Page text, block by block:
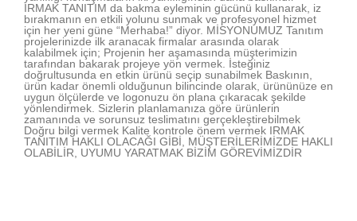
IRMAK TANITIM da bakma eyleminin gücünü kullanarak, iz
bırakmanın en etkili yolunu sunmak ve profesyonel hizmet
için her yeni güne “Merhaba!” diyor. MİSYONUMUZ Tanıtım
projelerinizde ilk aranacak firmalar arasında olarak
kalabilmek için; Projenin her aşamasında müşterimizin
tarafından bakarak projeye yön vermek. İsteğiniz
doğrultusunda en etkin ürünü seçip sunabilmek Baskının,
ürün kadar önemli olduğunun bilincinde olarak, ürününüze en
uygun ölçülerde ve logonuzu ön plana çıkaracak şekilde
yönlendirmek. Sizlerin planlamanıza göre ürünlerin
zamanında ve sorunsuz teslimatını gerçekleştirebilmek
Doğru bilgi vermek Kalite kontrole önem vermek IRMAK
TANITIM HAKLI OLACAĞI GİBİ, MÜŞTERİLERİMİZDE HAKLI
OLABİLİR, UYUMU YARATMAK BİZİM GÖREVİMİZDİR